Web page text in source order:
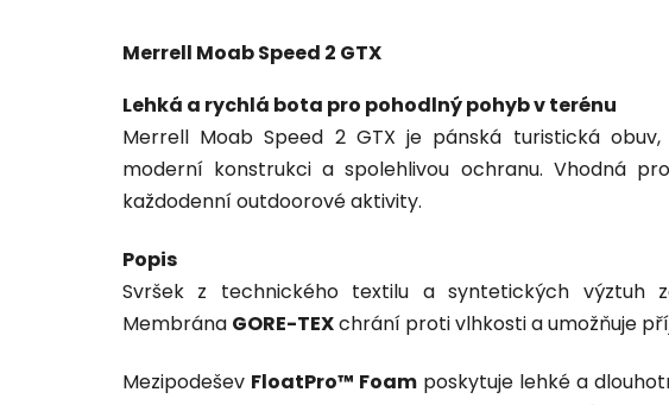
Merrell Moab Speed 2 GTX
Lehká a rychlá bota pro pohodlný pohyb v terénu
Merrell Moab Speed 2 GTX je pánská turistická
moderní konstrukci a spolehlivou ochranu. Vhodná
každodenní outdoorové aktivity.
Popis
Svršek z technického textilu a syntetických výztuh
Membrána GORE-TEXchrání proti vlhkosti a umožňuje
Mezipodešev FloatPro™ Foamposkytuje lehké a